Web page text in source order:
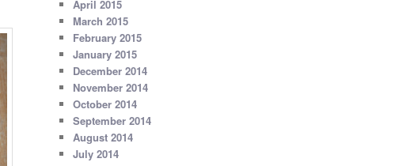
April 2015
March 2015
February 2015
January 2015
December 2014
November 2014
October 2014
September 2014
August 2014
July 2014